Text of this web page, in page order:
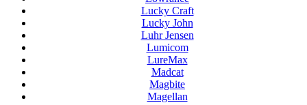
Lucky Craft
Lucky John
Luhr Jensen
Lumicom
LureMax
Madcat
Magbite
Magellan